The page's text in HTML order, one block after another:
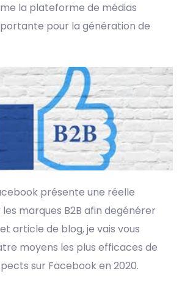
la plateforme de médias
pour la génération de
présente une réelle
marques B2B afin degénérer
article de blog, je vais vous
moyens les plus efficaces de
sur Facebook en 2020.